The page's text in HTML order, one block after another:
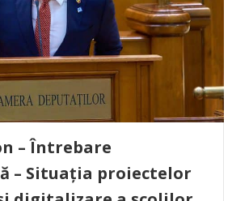
– Întrebare
– Situația proiectelor